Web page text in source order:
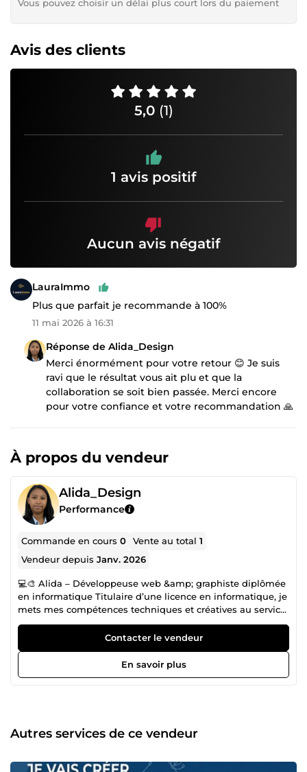
Vous pouvez choisir un délai plus court lors du paiement
Avis des clients
5,0 (1)
1 avis positif
Aucun avis négatif
LauraImmo
Plus que parfait je recommande à 100%
11 mai 2026 à 16:31
Réponse de Alida_Design
Merci énormément pour votre retour 😊 Je suis
ravi que le résultat vous ait plu et que la
collaboration se soit bien passée. Merci encore
pour votre confiance et votre recommandation 🙏
À propos du vendeur
Alida_Design
Performance
Commande en cours0 Vente au total1
Vendeur depuisJanv. 2026
💻🎨 Alida – Développeuse web &amp; graphiste diplômée
en informatique Titulaire d’une licence en informatique, je
mets mes compétences techniques et créatives au service
des entrepreneurs, entreprises et créateurs souhaitant
développer une présence digitale professionnelle. Je vous
accompagne dans la conception de solutions digitales
modernes, efficaces et adaptées à vos objectifs. 🚀 Mes
compétences 💻 Développement web • Création de sites
Visuels réseaux sociaux • Flyers et supports marketing 🎯
Mon objectif Créer des solutions digitales à la fois
me choisir ? ✔️ Diplômée en informatique ✔️ Double
Contacter le vendeur
En savoir plus
Autres services de ce vendeur